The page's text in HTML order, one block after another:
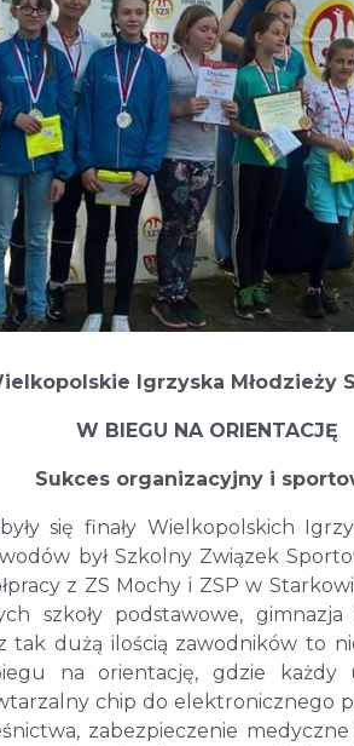
Igrzyska Młodzieży
W BIEGU NA ORIENTACJĘ
Sukces organizacyjny i
się finały Wielkopolskich
był Szkolny Związek
z ZS Mochy i ZSP w
szkoły podstawowe, gimnazja
tak dużą ilością zawodników to
na orientację, gdzie każdy
chip do
zabezpieczenie